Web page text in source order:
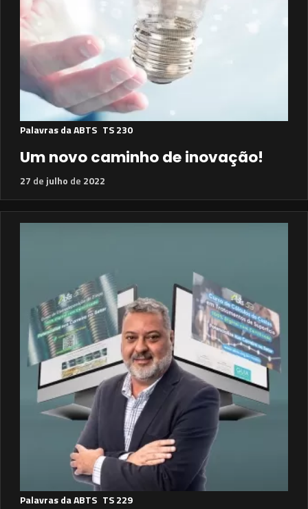
Palavras da ABTS TS 230
Um novo caminho de inovação!
27 de julho de 2022
Palavras da ABTS TS 229